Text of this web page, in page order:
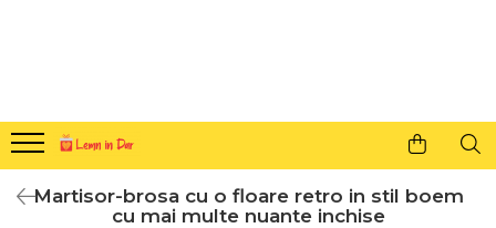
Agende din lemn
Agende 10x10
Semne de carte
Martisor-brosa cu o floare retro in stil boem
cu mai multe nuante inchise